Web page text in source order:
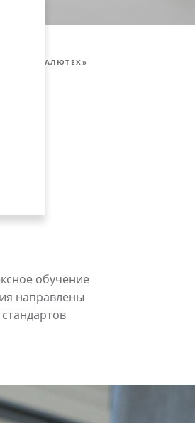
ГК «АЛЮТЕХ»
обучение
направлены